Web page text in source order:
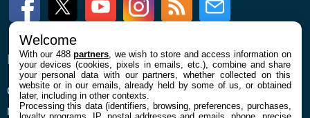
ENTREPRISE
Qui sommes nous
Mentions légales et CGU
À PROPOS
La rédaction
Contact
Welcome
With our 488partners , we wish to store and access information on
your devices (cookies, pixels in emails, etc.), combine and share
your personal data with our partners, whether collected on this
website or in our emails, already held by some of us, or obtained
later, including in other contexts.
Processing this data (identifiers, browsing, preferences, purchases,
loyalty programs, IP, postal addresses and emails, phone, precise